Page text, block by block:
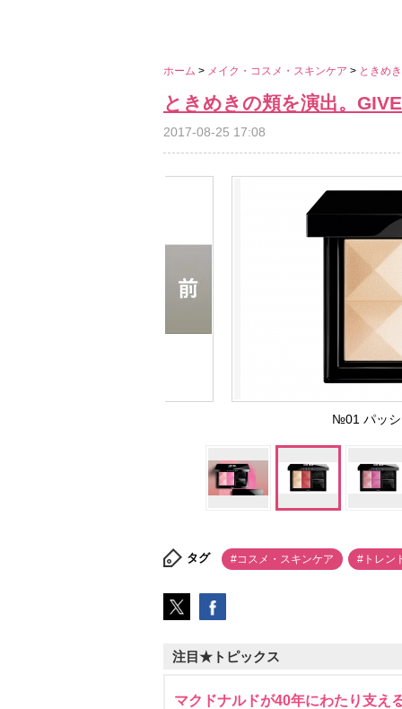
ホーム > メイク・コスメ・スキンケア > ときめ
ときめきの頬を演出。
2017-08-25 17:08
№01 パッシ
タグ #コスメ・スキンケア #トレン
注目★トピックス
マクドナルドが40年にわたり支え